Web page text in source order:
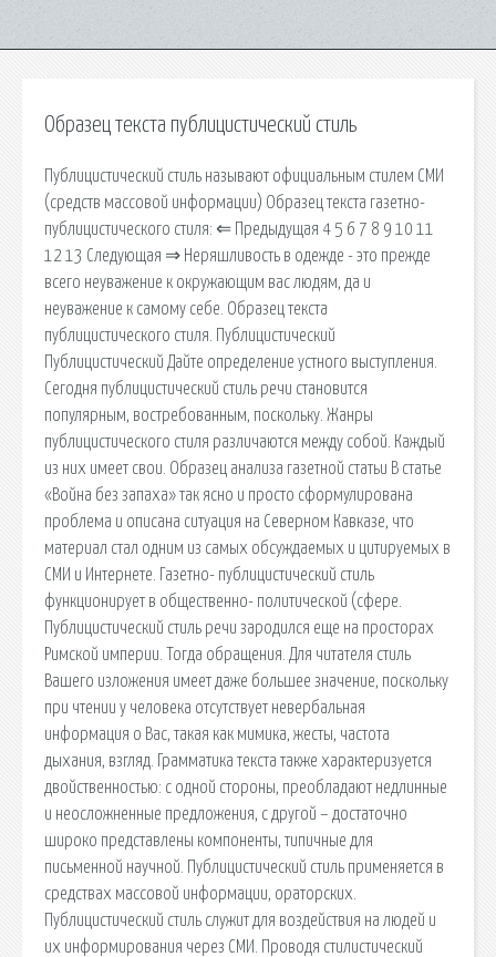
Образец текста публицистический стиль
Публицистический стиль называют официальным стилем СМИ
(средств массовой информации) Образец текста газетно-
публицистического стиля: ⇐ Предыдущая 4 5 6 7 8 9 10 11
12 13 Следующая ⇒ Неряшливость в одежде - это прежде
всего неуважение к окружающим вас людям, да и
неуважение к самому себе. Образец текста
публицистического стиля. Публицистический
Публицистический Дайте определение устного выступления.
Сегодня публицистический стиль речи становится
популярным, востребованным, поскольку. Жанры
публицистического стиля различаются между собой. Каждый
из них имеет свои. Образец анализа газетной статьи В статье
«Война без запаха» так ясно и просто сформулирована
проблема и описана ситуация на Северном Кавказе, что
материал стал одним из самых обсуждаемых и цитируемых в
СМИ и Интернете. Газетно- публицистический стиль
функционирует в общественно- политической (сфере.
Публицистический стиль речи зародился еще на просторах
Римской империи. Тогда обращения. Для читателя стиль
Вашего изложения имеет даже большее значение, поскольку
при чтении у человека отсутствует невербальная
информация о Вас, такая как мимика, жесты, частота
дыхания, взгляд. Грамматика текста также характеризуется
двойственностью: с одной стороны, преобладают недлинные
и неосложненные предложения, с другой – достаточно
широко представлены компоненты, типичные для
письменной научной. Публицистический стиль применяется в
средствах массовой информации, ораторских.
Публицистический стиль служит для воздействия на людей и
их информирования через СМИ. Проводя стилистический